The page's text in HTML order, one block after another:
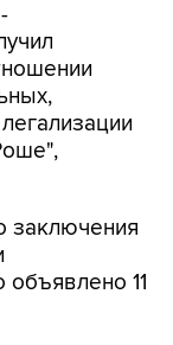
заключения
11